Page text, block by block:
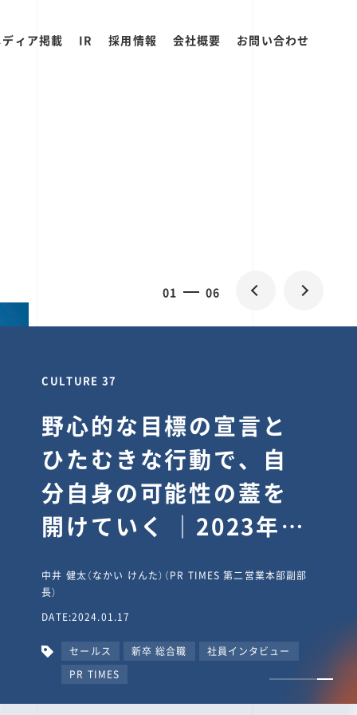
ィア掲載 IR 採用情報 会社概要 お問い合わせ
0 06